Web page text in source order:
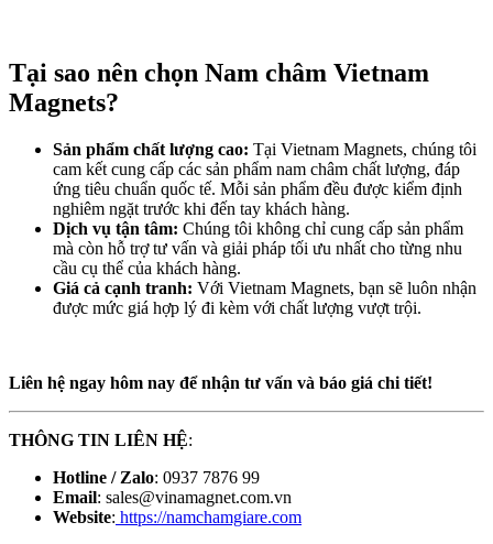
Tại sao nên chọn Nam châm Vietnam
Magnets?
Sản phẩm chất lượng cao: Tại Vietnam Magnets, chúng tôi
cam kết cung cấp các sản phẩm nam châm chất lượng, đáp
ứng tiêu chuẩn quốc tế. Mỗi sản phẩm đều được kiểm định
nghiêm ngặt trước khi đến tay khách hàng.
Dịch vụ tận tâm: Chúng tôi không chỉ cung cấp sản phẩm
mà còn hỗ trợ tư vấn và giải pháp tối ưu nhất cho từng nhu
cầu cụ thể của khách hàng.
Giá cả cạnh tranh: Với Vietnam Magnets, bạn sẽ luôn nhận
được mức giá hợp lý đi kèm với chất lượng vượt trội.
Liên hệ ngay hôm nay để nhận tư vấn và báo giá chi tiết!
THÔNG TIN LIÊN HỆ:
Hotline / Zalo: 0937 7876 99
Email: sales@vinamagnet.com.vn
Website: https://namchamgiare.com